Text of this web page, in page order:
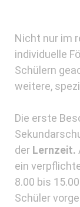
Nicht nur im
individuelle
Schülern
weitere,
Die erste
der Lernzeit.
ein
8.00 bis
Schüler